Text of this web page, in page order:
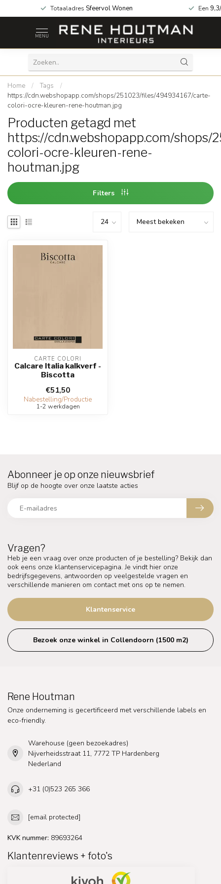
Totaaladres Sfeervol Wonen Een
MENU
Home / Tags
/
https://cdn.webshopapp.com/shops/251023/files/494934167/carte-
colori-ocre-kleuren-rene-houtman.jpg
Producten getagd met
https://cdn.webshopapp.com/
colori-ocre-kleuren-rene-
houtman.jpg
Filters
CARTE COLORI
Calcare Italia kalkverf -
Biscotta
€51,50
Nabestelling/Productie
1-2 werkdagen
Vragen?
Heb je een vraag over onze producten of je bestelling? Bekijk dan
ook eens onze klantenservicepagina. Je vindt hier onze
bedrijfsgegevens, antwoorden op veelgestelde vragen en
verschillende manieren om contact met ons op te nemen.
Klantenservice
Bezoek onze winkel in Collendoorn (1500 m2)
Abonneer je op onze nieuwsbrief
Blijf op de hoogte over onze laatste acties
Rene Houtman
Onze onderneming is gecertificeerd met verschillende labels en
eco-friendly.
Warehouse (geen bezoekadres)
Nijverheidsstraat 11, 7772 TP Hardenberg
Nederland
+31 (0)523 265 366
[email protected]
KVK nummer: 89693264
Klantenreviews + foto's